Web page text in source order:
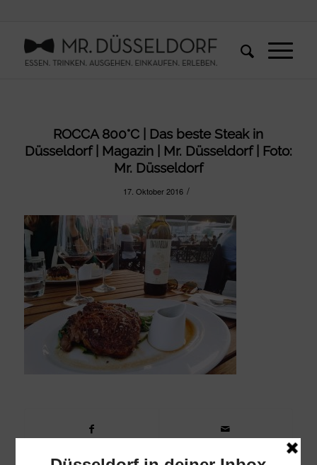
ROCCA 800°C | Das beste Steak in
Düsseldorf | Magazin | Mr. Düsseldorf | Foto:
Mr. Düsseldorf
17. Oktober 2016 /